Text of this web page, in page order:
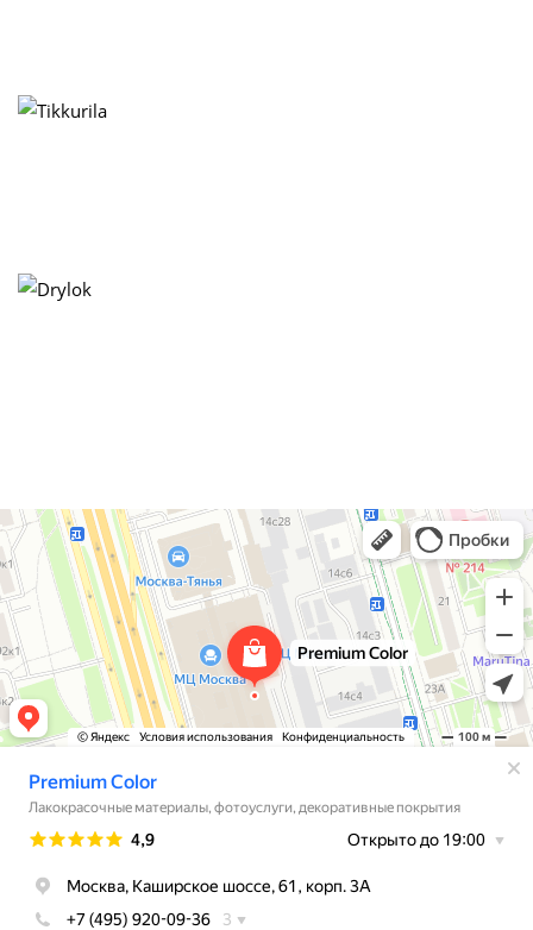
Premium Color
Лакокрасочные материалы в Москве
Декоративные покрытия в Москве